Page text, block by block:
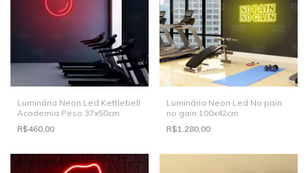
Luminária Neon Led Kettlebell
Academia Peso 37x50cm
R$460,00
Luminária Neon Led No pain
no gain 100x42cm
R$1.280,00